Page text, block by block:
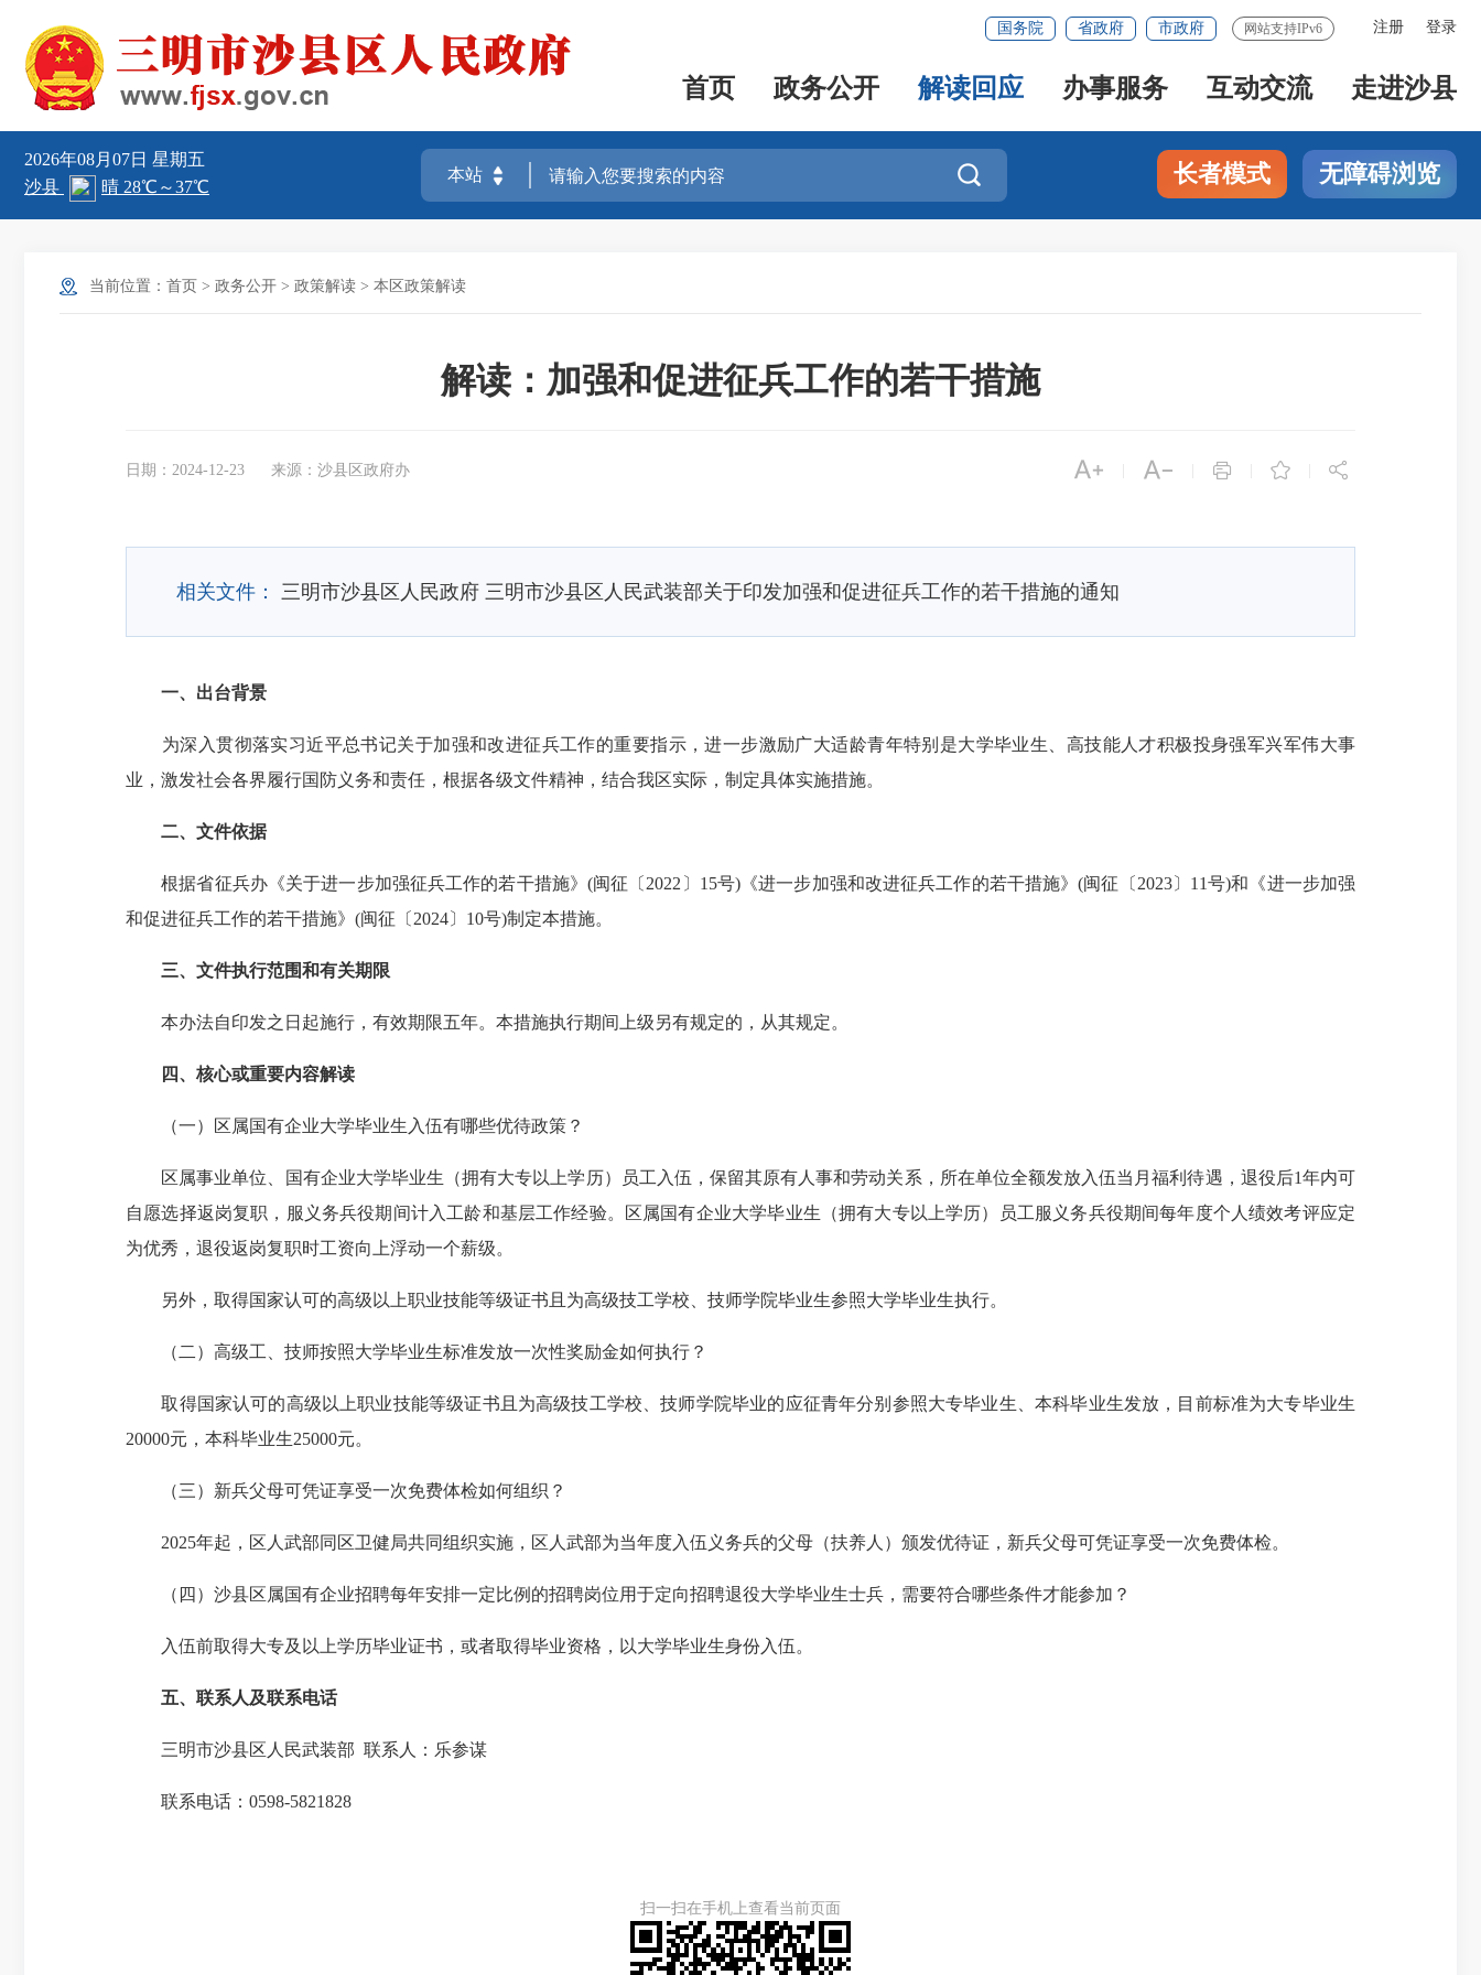
注册 登录
国务院 省政府 市政府 网站支持IPv6
首页 政务公开 解读回应 办事服务 互动交流 走进沙县
2026年08月07日 星期五
 长者模式 无障碍浏览
当前位置： 首页 > 政务公开 > 政策解读 > 本区政策解读
解读：加强和促进征兵工作的若干措施
日期：2024-12-23 来源：沙县区政府办     
相关文件： 三明市沙县区人民政府 三明市沙县区人民武装部关于印发加强和促进征兵工作的若干措施的通知
一、出台背景
为深入贯彻落实习近平总书记关于加强和改进征兵工作的重要指示，进一步激励广大适龄青年特别是大学毕业生、高技能人才积极投身强军兴军伟大事
业，激发社会各界履行国防义务和责任，根据各级文件精神，结合我区实际，制定具体实施措施。
二、文件依据
根据省征兵办《关于进一步加强征兵工作的若干措施》(闽征〔2022〕15号)《进一步加强和改进征兵工作的若干措施》(闽征〔2023〕11号)和《进一步加强
和促进征兵工作的若干措施》(闽征〔2024〕10号)制定本措施。
三、文件执行范围和有关期限
本办法自印发之日起施行，有效期限五年。本措施执行期间上级另有规定的，从其规定。
四、核心或重要内容解读
（一）区属国有企业大学毕业生入伍有哪些优待政策？
区属事业单位、国有企业大学毕业生（拥有大专以上学历）员工入伍，保留其原有人事和劳动关系，所在单位全额发放入伍当月福利待遇，退役后1年内可
自愿选择返岗复职，服义务兵役期间计入工龄和基层工作经验。区属国有企业大学毕业生（拥有大专以上学历）员工服义务兵役期间每年度个人绩效考评应定
为优秀，退役返岗复职时工资向上浮动一个薪级。
另外，取得国家认可的高级以上职业技能等级证书且为高级技工学校、技师学院毕业生参照大学毕业生执行。
（二）高级工、技师按照大学毕业生标准发放一次性奖励金如何执行？
取得国家认可的高级以上职业技能等级证书且为高级技工学校、技师学院毕业的应征青年分别参照大专毕业生、本科毕业生发放，目前标准为大专毕业生
20000元，本科毕业生25000元。
（三）新兵父母可凭证享受一次免费体检如何组织？
2025年起，区人武部同区卫健局共同组织实施，区人武部为当年度入伍义务兵的父母（扶养人）颁发优待证，新兵父母可凭证享受一次免费体检。
（四）沙县区属国有企业招聘每年安排一定比例的招聘岗位用于定向招聘退役大学毕业生士兵，需要符合哪些条件才能参加？
入伍前取得大专及以上学历毕业证书，或者取得毕业资格，以大学毕业生身份入伍。
五、联系人及联系电话
三明市沙县区人民武装部 联系人：乐参谋
联系电话：0598-5821828
扫一扫在手机上查看当前页面